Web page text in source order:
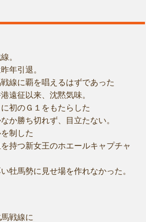
。
年引退。
線に覇を唱えるはずであった
遠征以来、沈黙気味。
初のＧ１をもたらした
か勝ち切れず、目立たない。
制した
持つ新女王のホエールキャプチャ
牡馬勢に見せ場を作れなかった。
戦線に